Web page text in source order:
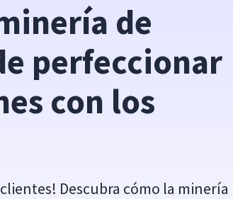
de
perfeccionar
con los
Descubra cómo la minería